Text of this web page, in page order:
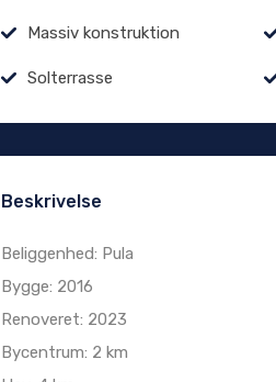
Massiv konstruktion
Solterrasse
Beskrivelse
Beliggenhed: Pula
Bygge: 2016
Renoveret: 2023
Bycentrum: 2 km